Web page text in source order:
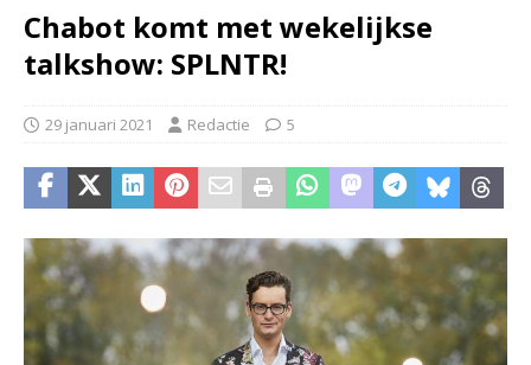
Chabot komt met wekelijkse
talkshow: SPLNTR!
29 januari 2021 Redactie 5